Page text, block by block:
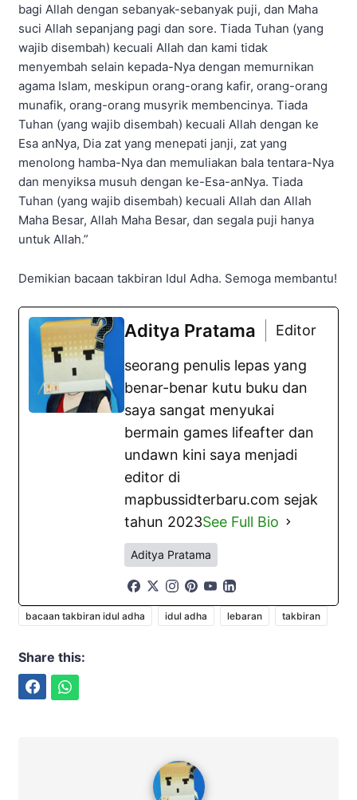
bagi Allah dengan sebanyak-sebanyak puji, dan Maha
suci Allah sepanjang pagi dan sore. Tiada Tuhan (yang
wajib disembah) kecuali Allah dan kami tidak
menyembah selain kepada-Nya dengan memurnikan
agama Islam, meskipun orang-orang kafir, orang-orang
munafik, orang-orang musyrik membencinya. Tiada
Tuhan (yang wajib disembah) kecuali Allah dengan ke
Esa anNya, Dia zat yang menepati janji, zat yang
menolong hamba-Nya dan memuliakan bala tentara-Nya
dan menyiksa musuh dengan ke-Esa-anNya. Tiada
Tuhan (yang wajib disembah) kecuali Allah dan Allah
Maha Besar, Allah Maha Besar, dan segala puji hanya
untuk Allah.”
Demikian bacaan takbiran Idul Adha. Semoga membantu!
Aditya Pratama Editor
seorang penulis lepas yang
benar-benar kutu buku dan
saya sangat menyukai
bermain games lifeafter dan
undawn kini saya menjadi
editor di
mapbussidterbaru.com sejak
tahun 2023See Full Bio
Aditya Pratama
bacaan takbiran idul adha idul adha lebaran takbiran
Share this: